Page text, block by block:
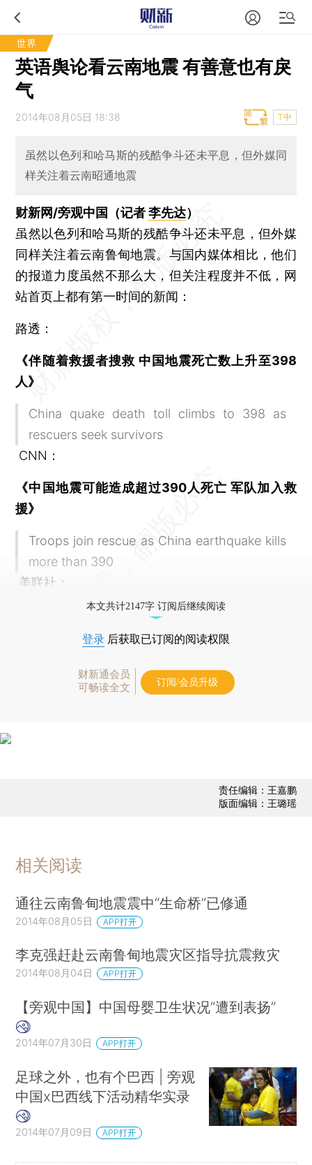
世界
英语舆论看云南地震 有善意也有戾
气
2014年08月05日 18:38 T中
虽然以色列和哈马斯的残酷争斗还未平息，但外媒同
样关注着云南昭通地震
财新网/旁观中国（记者李先达）
虽然以色列和哈马斯的残酷争斗还未平息，但外媒
同样关注着云南鲁甸地震。与国内媒体相比，他们
的报道力度虽然不那么大，但关注程度并不低，网
站首页上都有第一时间的新闻：
路透：
《伴随着救援者搜救 中国地震死亡数上升至398
人》
China quake death toll climbs to 398 as
rescuers seek survivors
CNN：
《中国地震可能造成超过390人死亡 军队加入救
援》
Troops join rescue as China earthquake kills
more than 390
美联社：
本文共计2147字 订阅后继续阅读
登录 后获取已订阅的阅读权限
财新通会员
可畅读全文
订阅/会员升级
责任编辑：王嘉鹏
版面编辑：王璐瑶
相关阅读
通往云南鲁甸地震震中“生命桥”已修通
2014年08月05日 APP打开
李克强赶赴云南鲁甸地震灾区指导抗震救灾
2014年08月04日 APP打开
【旁观中国】中国母婴卫生状况“遭到表扬”
2014年07月30日 APP打开
足球之外，也有个巴西 | 旁观
中国x巴西线下活动精华实录
2014年07月09日 APP打开